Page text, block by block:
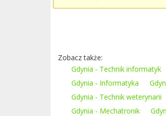
Zobacz także:
Gdynia - Technik informatyk
Gdynia - Informatyka
Gdynia - Technik weterynarii
Gdynia - Mechatronik